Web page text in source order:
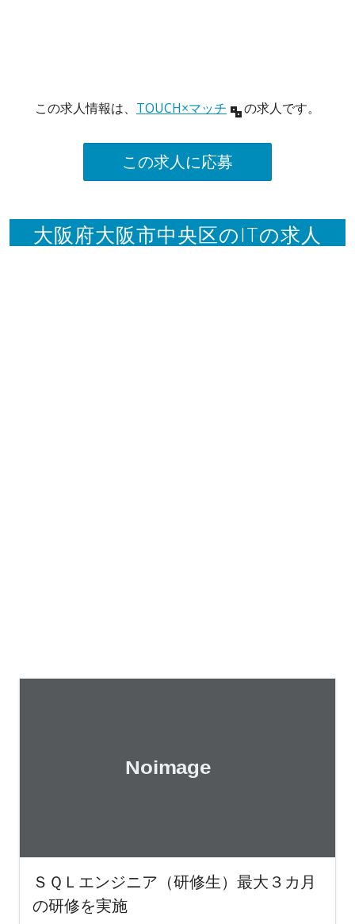
この求人情報は、 TOUCH×マッチ の求人です。
この求人に応募
大阪府大阪市中央区のITの求人
ＳＱＬエンジニア（研修生）最大３カ月
の研修を実施